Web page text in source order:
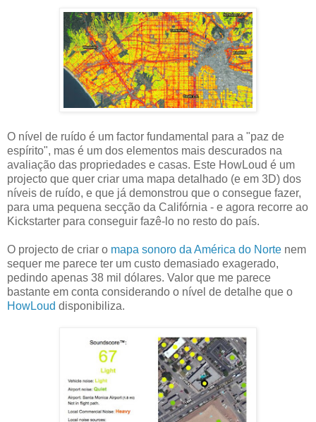
O nível de ruído é um factor fundamental para a "paz de
espírito", mas é um dos elementos mais descurados na
avaliação das propriedades e casas. Este HowLoud é um
projecto que quer criar uma mapa detalhado (e em 3D) dos
níveis de ruído, e que já demonstrou que o consegue fazer,
para uma pequena secção da Califórnia - e agora recorre ao
Kickstarter para conseguir fazê-lo no resto do país.
O projecto de criar o mapa sonoro da América do Norte nem
sequer me parece ter um custo demasiado exagerado,
pedindo apenas 38 mil dólares. Valor que me parece
bastante em conta considerando o nível de detalhe que o
HowLoud disponibiliza.